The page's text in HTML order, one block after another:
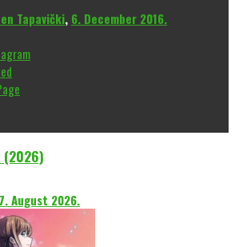
Tapavički, 6. December 2016.
(2026)
7. August 2026.